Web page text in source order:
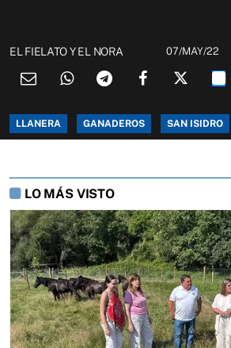
EL FIELATO Y EL NORA 07/MAY/22
LLANERA GANADEROS SAN ISIDRO
LO MÁS VISTO